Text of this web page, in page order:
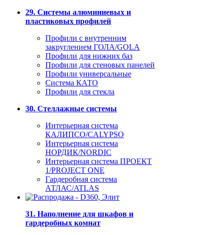
29. Системы алюминиевых и
пластиковых профилей
Профили с внутренним
закруглением ГОЛА/GOLA
Профили для нижних баз
Профили для стеновых панелей
Профили универсальные
Система КАТО
Профили для стекла
30. Стеллажные системы
Интерьерная система
КАЛИПСО/CALYPSO
Интерьерная система
НОРДИК/NORDIC
Интерьерная система ПРОЕКТ
1/PROJECT ONE
Гардеробная система
АТЛАС/ATLAS
31. Наполнение для шкафов и
гардеробных комнат